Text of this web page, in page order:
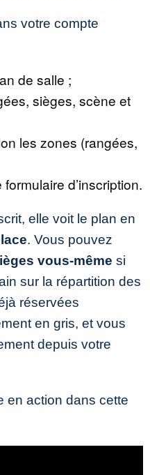
votre compte
de salle ;
sièges, scène et
les zones (rangées,
d’inscription.
elle voit le plan en
. Vous pouvez
vous-même si
sur la répartition des
réservées
en gris, et vous
depuis votre
en action dans cette